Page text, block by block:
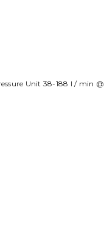
Unit 38-188 l / min @